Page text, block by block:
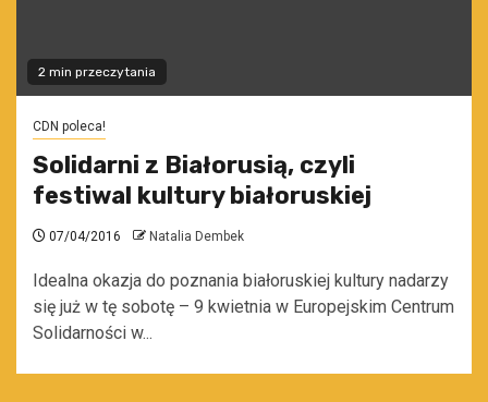
2 min przeczytania
CDN poleca!
Solidarni z Białorusią, czyli
festiwal kultury białoruskiej
07/04/2016 Natalia Dembek
Idealna okazja do poznania białoruskiej kultury nadarzy
się już w tę sobotę – 9 kwietnia w Europejskim Centrum
Solidarności w...